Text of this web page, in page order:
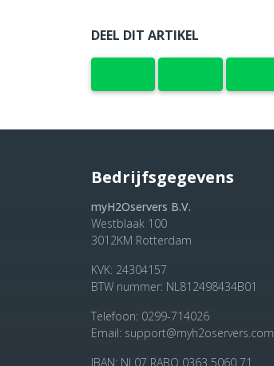
DEEL DIT ARTIKEL
Bedrijfsgegevens
myH2Oservers B.V.
Westblaak 100
3012KM Rotterdam
KVK: 24304157
BTW nummer: NL812498434B01
Telefoon: 0299-714026
Email: support@myh2oservers.com
IBAN: NL07 RABO 0363 5060 71